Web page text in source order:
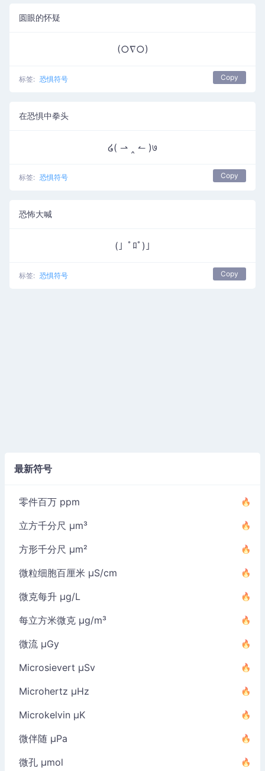
圆眼的怀疑
(○∇○)
标签: 恐惧符号 Copy
在恐惧中拳头
໒( ⇀ ‸ ↼ )७
标签: 恐惧符号 Copy
恐怖大喊
(」ﾟﾛﾟ)｣
标签: 恐惧符号 Copy
最新符号
零件百万 ppm
立方千分尺 µm³
方形千分尺 µm²
微粒细胞百厘米 µS/cm
微克每升 µg/L
每立方米微克 µg/m³
微流 µGy
Microsievert µSv
Microhertz µHz
Microkelvin µK
微伴随 µPa
微孔 µmol